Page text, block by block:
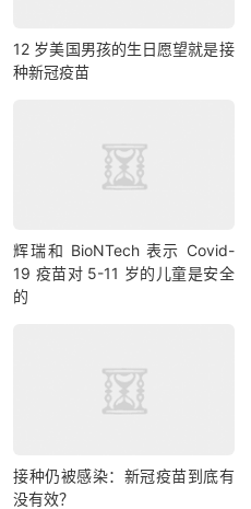
12 岁美国男孩的生日愿望就是接
种新冠疫苗
辉瑞和 BioNTech 表示 Covid-
19 疫苗对 5-11 岁的儿童是安全
的
接种仍被感染：新冠疫苗到底有
没有效？